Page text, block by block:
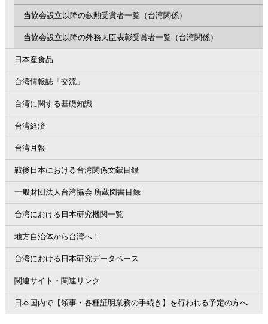
当協会設立以降の叙勲受賞者一覧（台湾関係）
当協会設立以降の外務大臣表彰受賞者一覧（台湾関係）
日本産食品
台湾情報誌「交流」
台湾に関する基礎知識
台湾経済
台湾月報
戦後日本における台湾関係文献目録
一般財団法人台湾協会 所蔵図書目録
台湾における日本研究機関一覧
地方自治体から台湾へ！
台湾における日本研究データベース
関連サイト・関連リンク
日本国内で【領事・各種証明業務の手続き】を行われる予定の方へ